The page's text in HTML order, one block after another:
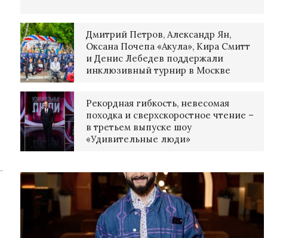
Дмитрий Петров, Александр Ян,
Оксана Почепа «Акула», Кира Смитт
и Денис Лебедев поддержали
инклюзивный турнир в Москве
Рекордная гибкость, невесомая
походка и сверхскоростное чтение –
в третьем выпуске шоу
«Удивительные люди»